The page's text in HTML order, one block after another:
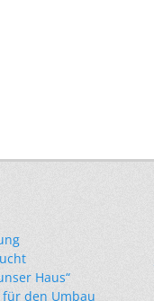
Haus“
den Umbau